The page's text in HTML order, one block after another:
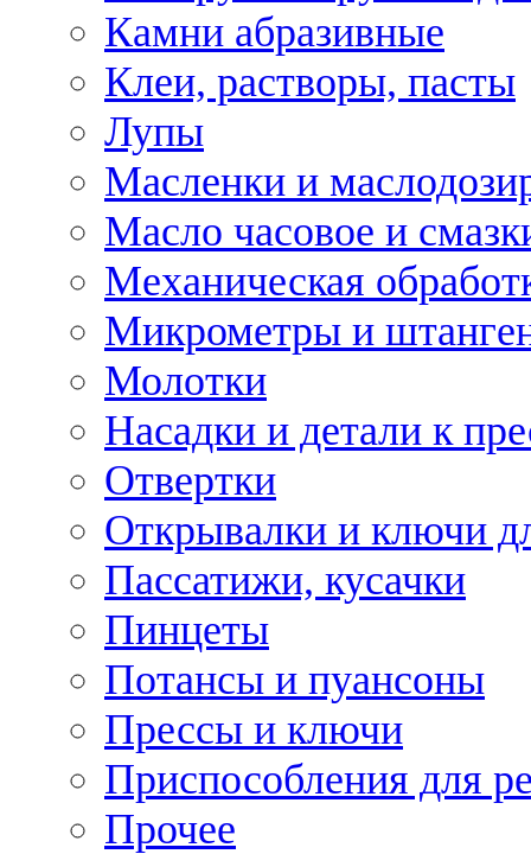
Камни абразивные
Клеи, растворы, пасты
Лупы
Масленки и
Масло часовое и
Механическая
Микрометры и
Молотки
Насадки и детали к
Отвертки
Открывалки и ключи
Пассатижи, кусачки
Пинцеты
Потансы и пуансоны
Прессы и ключи
Приспособления для
Прочее